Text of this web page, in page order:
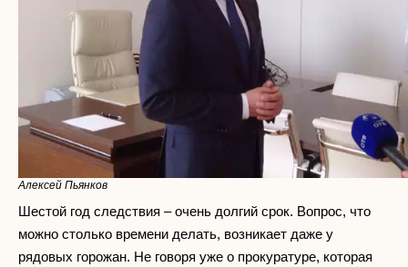
Алексей Пьянков
Шестой год следствия – очень долгий срок. Вопрос, что
можно столько времени делать, возникает даже у
рядовых горожан. Не говоря уже о прокуратуре, которая